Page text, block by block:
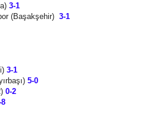
3-1
(Başakşehir) 3-1
3-1
5-0
0-2